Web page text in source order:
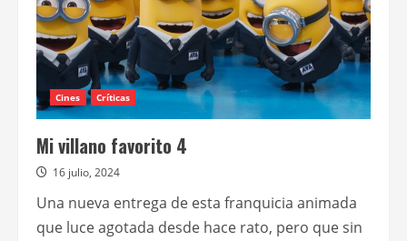
Cines Críticas
Mi villano favorito 4
16 julio, 2024
Una nueva entrega de esta franquicia animada
que luce agotada desde hace rato, pero que sin